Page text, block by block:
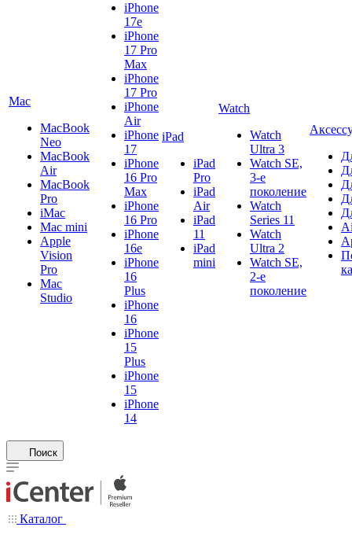
Mac
MacBook
Neo
MacBook
Air
MacBook
Pro
iMac
Mac mini
Apple
Vision
Pro
Mac
Studio
iPhone
17e
iPhone
17 Pro
Max
iPhone
17 Pro
iPhone
Air
iPhone
17
iPhone
16 Pro
Max
iPhone
16 Pro
iPhone
16e
iPhone
16
Plus
iPhone
16
iPhone
15
Plus
iPhone
15
iPhone
14
iPad
iPad
Pro
iPad
Air
iPad
11
iPad
mini
Watch
Watch
Ultra 3
Watch SE,
3-е
поколение
Watch
Series 11
Watch
Ultra 2
Watch SE,
2-е
поколение
Поиск
Каталог